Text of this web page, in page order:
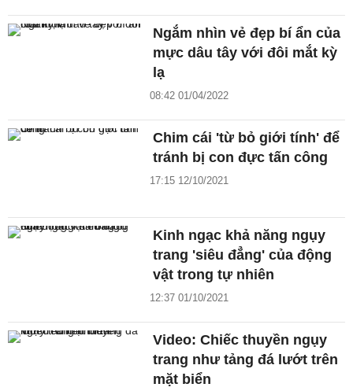
Ngắm nhìn vẻ đẹp bí ẩn của
mực dâu tây với đôi mắt kỳ
lạ
08:42 01/04/2022
Chim cái 'từ bỏ giới tính' để
tránh bị con đực tấn công
17:15 12/10/2021
Kinh ngạc khả năng ngụy
trang 'siêu đẳng' của động
vật trong tự nhiên
12:37 01/10/2021
Video: Chiếc thuyền ngụy
trang như tảng đá lướt trên
mặt biển